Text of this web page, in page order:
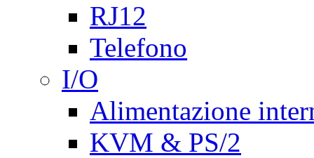
RJ12
Telefono
I/O
Alimentazione
KVM & PS/2